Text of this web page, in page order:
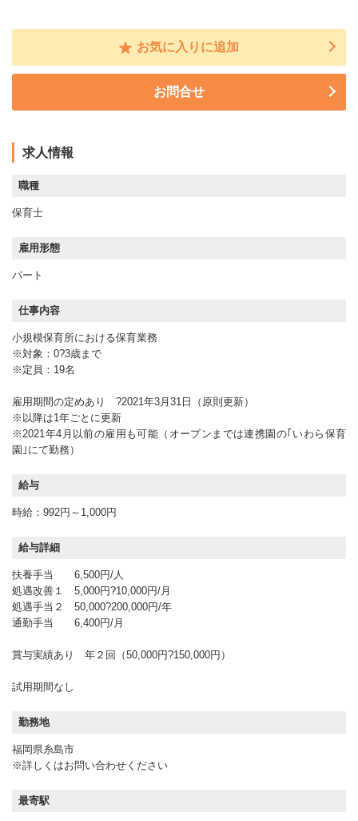
お気に入りに追加
お問合せ
求人情報
職種
保育士
雇用形態
パート
仕事内容
小規模保育所における保育業務
※対象：0?3歳まで
※定員：19名
雇用期間の定めあり ?2021年3月31日（原則更新）
※以降は1年ごとに更新
※2021年4月以前の雇用も可能（オープンまでは連携園の｢いわら保育
園｣にて勤務）
給与
時給：992円～1,000円
給与詳細
扶養手当 6,500円/人
処遇改善１ 5,000円?10,000円/月
処遇手当２ 50,000?200,000円/年
通勤手当 6,400円/月
賞与実績あり 年２回（50,000円?150,000円）
試用期間なし
勤務地
福岡県糸島市
※詳しくはお問い合わせください
最寄駅